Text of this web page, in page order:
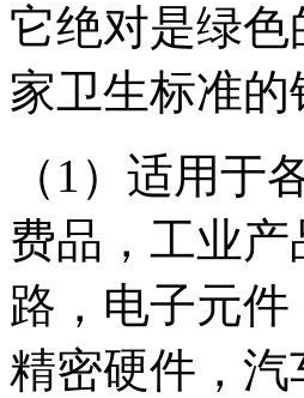
它绝对是绿
家卫生标准
（1）适用于
费品，工业
路，电子元
精密硬件，